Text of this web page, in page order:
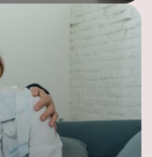
pensão por morte​?